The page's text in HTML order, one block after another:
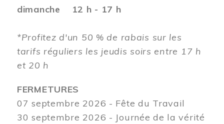
dimanche 12 h - 17 h
*Profitez d'un 50 % de rabais sur les
tarifs réguliers les jeudis soirs entre 17 h
et 20 h
FERMETURES
07 septembre 2026 - Fête du Travail
30 septembre 2026 - Journée de la vérité